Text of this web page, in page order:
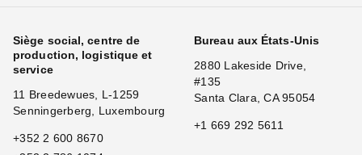
Siège social, centre de
production, logistique et
service
11 Breedewues, L-1259
Senningerberg, Luxembourg
+352 2 600 8670
Bureau aux États-Unis
2880 Lakeside Drive,
#135
Santa Clara, CA 95054
+1 669 292 5611